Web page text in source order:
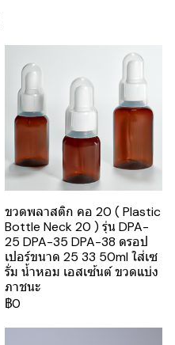
ขวดพลาสติก คอ 20 ( Plastic
Bottle Neck 20 ) รุ่น DPA-
25 DPA-35 DPA-38 ดรอป
เปอร์ขนาด 25 33 50ml ใส่เซ
รั่ม น้ำหอม เอสเซ้นต์ ขวดแบ่ง
ภาชนะ
฿0